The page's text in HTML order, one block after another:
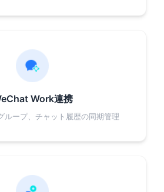
Work連携
ループ、チャット履歴の同期管理